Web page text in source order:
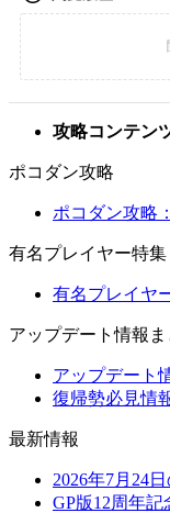
攻略コンテン
ポコダン攻略
ポコダン攻略
有名プレイヤー特集
有名プレイヤ
アップデート情報ま
アップデート
復帰勢必見情
最新情報
2026年7月24
GP版12周年